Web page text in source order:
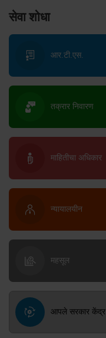
सेवा शोधा
आर.टी.एस.
तक्रार निवारण
माहितीचा अधिकार
न्यायालयीन
महसूल
आपले सरकार केंद्र